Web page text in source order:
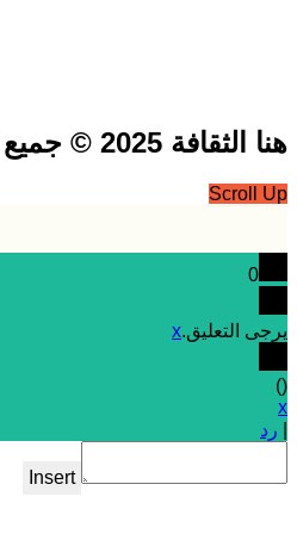
2025 © جميع الحقوق محفوظة
التعليق.x
Insert